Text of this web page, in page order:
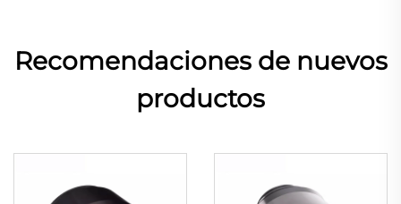
Recomendaciones de nuevos
productos